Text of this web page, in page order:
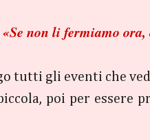
non li fermiamo ora,
tutti gli eventi che
poi per essere